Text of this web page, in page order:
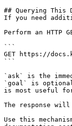
## Querying This
If you need
Perform an
```
GET https://
```
`ask` is the
`goal` is
is most useful
The response
Use this